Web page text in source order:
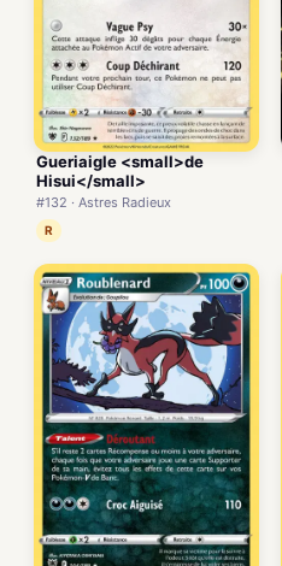
Gueriaigle <small>de
Hisui</small>
#132 · Astres Radieux
R